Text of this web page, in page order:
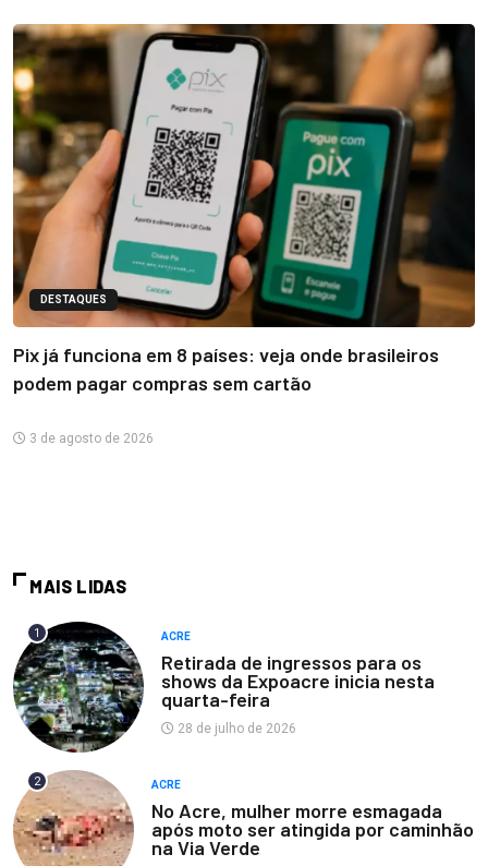
DESTAQUES
Pix já funciona em 8 países: veja onde brasileiros
podem pagar compras sem cartão
3 de agosto de 2026
MAIS LIDAS
1 ACRE
Retirada de ingressos para os
shows da Expoacre inicia nesta
quarta-feira
28 de julho de 2026
2 ACRE
No Acre, mulher morre esmagada
após moto ser atingida por caminhão
na Via Verde